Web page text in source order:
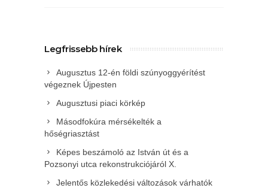
Legfrissebb hírek
Augusztus 12-én földi szúnyoggyérítést
végeznek Újpesten
Augusztusi piaci körkép
Másodfokúra mérsékelték a
hőségriasztást
Képes beszámoló az István út és a
Pozsonyi utca rekonstrukciójáról X.
Jelentős közlekedési változások várhatók